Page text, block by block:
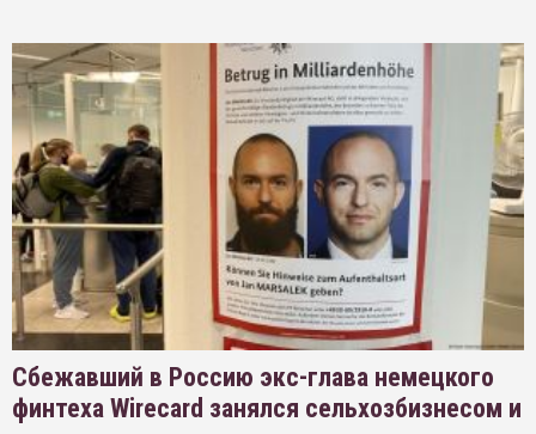
Сбежавший в Россию экс-глава немецкого
финтеха Wirecard занялся сельхозбизнесом и